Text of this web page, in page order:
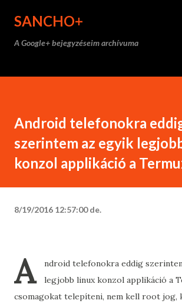
SANCHO+
A Google+ bejegyzéseim archívuma
Android telefonokra
szerintem az egyik
konzol applikáció a
8/19/2016 12:57:00 de.
A
ndroid telefonokra eddig
legjobb linux konzol applikáció a
csomagokat telepíteni, nem kell root